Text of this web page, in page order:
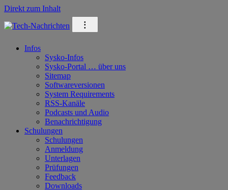
Direkt zum Inhalt
⁝
Infos
Sysko-Infos
Sysko-Portal … über uns
Sitemap
Softwareversionen
System Requirements
RSS-Kanäle
Podcasts und Audio
Benachrichtigung
Schulungen
Schulungen
Anmeldung
Unterlagen
Prüfungen
Feedback
Downloads